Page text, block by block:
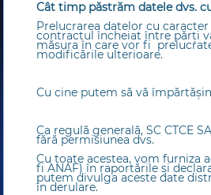
Cât timp păstrăm datele dvs.
Prelucrarea datelor cu
contractul încheiat între părți
măsura în care vor fi
modificările ulterioare.
Cu cine putem să vă
Ca regulă generală, SC CTCE
fără permisiunea dvs.
Cu toate acestea, vom furniza
fi ANAF) în raportările şi
putem divulga aceste date
în derulare.